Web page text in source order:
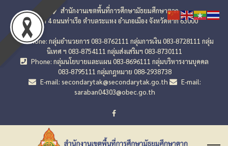
สำนักงานเขตพื้นที่การศึกษามัธยมศึกษาตาก
เลขที่ 4 ถนนท่าเรือ ตำบลระแหง อำเภอเมือง จังหวัดตาก 63000
Phone: กลุ่มอำนวยการ 083-8762111 กลุ่มการเงิน 083-8728111 กลุ่ม
นิเทศ ฯ 083-8754111 กลุ่มส่งเสริมฯ 083-8730111
Phone: กลุ่มนโยบายและแผน 083-8696111 กลุ่มบริหารงานบุคคล
083-8795111 กลุ่มกฎหมาย 088-2938738
E-mail: secondarytak@secondarytak.go.th
E-mail:
saraban04303@obec.go.th